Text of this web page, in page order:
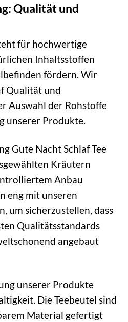
Qualität und
für hochwertige
Inhaltsstoffen
fördern. Wir
Qualität und
Auswahl der Rohstoffe
unserer Produkte.
Gute Nacht Schlaf Tee
Kräutern
Anbau
eng mit unseren
um sicherzustellen, dass
Qualitätsstandards
angebaut
unserer Produkte
Die Teebeutel sind
Material gefertigt